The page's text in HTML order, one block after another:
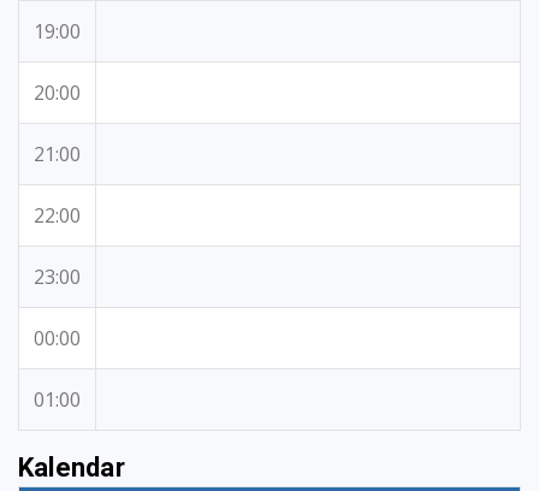
19:00
20:00
21:00
22:00
23:00
00:00
01:00
Kalendar